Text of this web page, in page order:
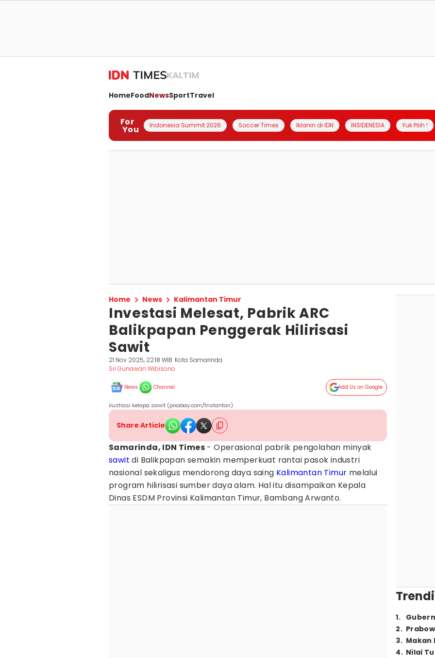
KALTIM
HomeFoodNewsSportTravel
For
You Indonesia Summit 2026 Soccer Times Iklanin di IDN INSIDENESIA Yuk Pilih !
Home News Kalimantan Timur
Investasi Melesat, Pabrik ARC
Balikpapan Penggerak Hilirisasi
Sawit
21 Nov 2025, 22:18 WIB Kota Samarinda
Sri Gunawan Wibisono
News Channel Add Us on Google
ilustrasi kelapa sawit (pixabay.com/tristantan)
Share Article
Samarinda, IDN Times - Operasional pabrik pengolahan minyak
sawit di Balikpapan semakin memperkuat rantai pasok industri
nasional sekaligus mendorong daya saing Kalimantan Timur melalui
program hilirisasi sumber daya alam. Hal itu disampaikan Kepala
Dinas ESDM Provinsi Kalimantan Timur, Bambang Arwanto.
1.
2.
3. Makan
4. Nilai